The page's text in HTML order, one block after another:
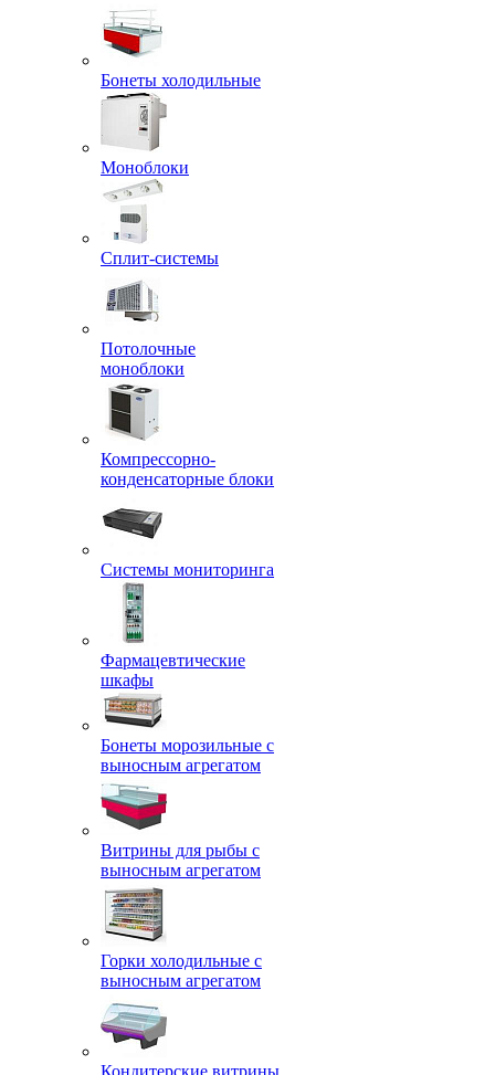
Бонеты холодильные
Моноблоки
Сплит-системы
Потолочные
моноблоки
Компрессорно-
конденсаторные блоки
Системы мониторинга
Фармацевтические
шкафы
Бонеты морозильные с
выносным агрегатом
Витрины для рыбы с
выносным агрегатом
Горки холодильные с
выносным агрегатом
Кондитерские витрины